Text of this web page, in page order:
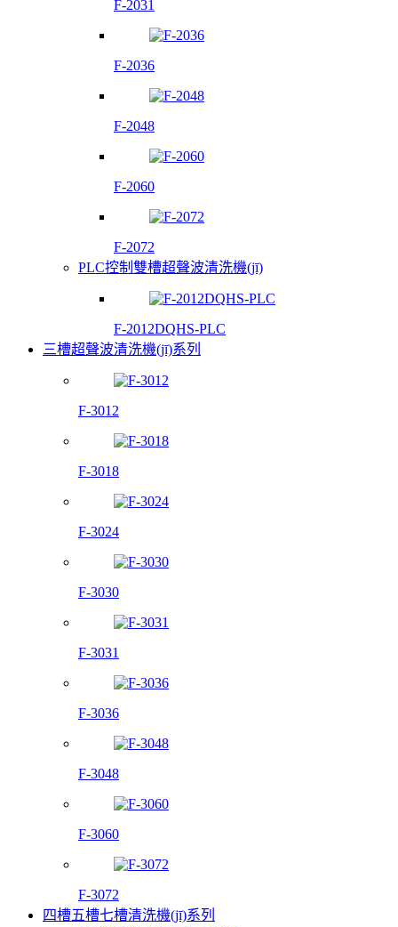
F-2031
F-2036
F-2048
F-2060
F-2072
PLC控制雙槽超聲波清洗機(jī)
F-2012DQHS-PLC
三槽超聲波清洗機(jī)系列
F-3012
F-3018
F-3024
F-3030
F-3031
F-3036
F-3048
F-3060
F-3072
四槽五槽七槽清洗機(jī)系列